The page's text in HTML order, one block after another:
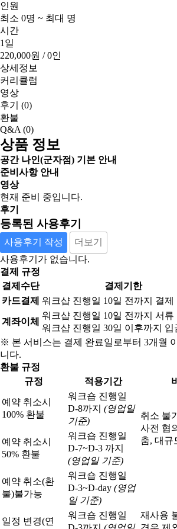
인원
최소 0명 ~ 최대 명
시간
1일
220,000원 / 0인
상세정보
커리큘럼
영상
후기 (0)
환불
Q&A (0)
상품 정보
공간 나인(군자점) 기본 안내
준비사항 안내
영상
현재 준비 중입니다.
후기
등록된 사용후기
사용후기 작성
더보기
사용후기가 없습니다.
결제 규정
결제수단
결제기한
카드결제 워크샵 진행일 10일 전까지 결제
계좌이체
워크샵 진행일 10일 전까지 서류
워크샵 진행일 30일 이후까지 입
※ 본 서비스는 결제 완료일로부터 3개월
니다.
환불 규정
규정
적용기간
예약 취소시
100% 환불
워크숍 진행일
D-8까지 (영업일
기준)
취소 불
사전 협
춤, 대규
예약 취소시
50% 환불
워크숍 진행일
D-7~D-3 까지
(영업일 기준)
예약 취소(환
불)불가능
워크숍 진행일
D-3~D-day (영업
일 기준)
일정 변경(연
워크숍 진행일
재사용